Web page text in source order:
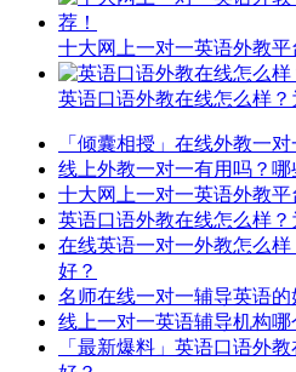
十大网上一对一英语外教平
英语口语外教在线怎么样
「倾囊相授」在线外教一对
线上外教一对一有用吗？哪
十大网上一对一英语外教平
英语口语外教在线怎么样
在线英语一对一外教怎么
好？
名师在线一对一辅导英语的
线上一对一英语辅导机构哪
「最新爆料」英语口语外